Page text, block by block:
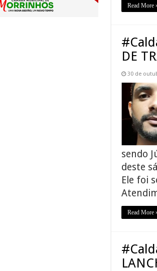
Read More
DE
30 de
sendo
deste
Ele foi
Read More